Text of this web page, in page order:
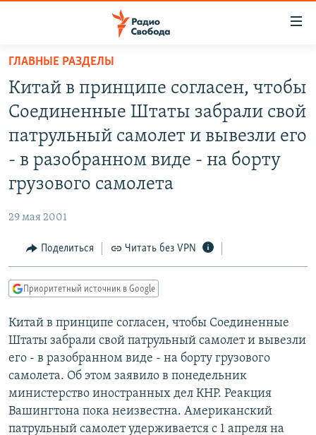
упрощенного
доступа
Вернуться
основному
содержанию
Вернутся
главной
Вернутся
поиску
АВТОРСКИЕ ПРОЕКТЫ
ЦИТАТЫ СВОБОДЫ
МНЕНИЯ
КАВКАЗ.РЕАЛИИ
СЕВЕР.РЕАЛИИ
РАСПИСАНИЕ ВЕЩАНИЯ
ПОДПИШИТЕСЬ НА РАССЫЛКУ
СОЦИАЛЬНЫЕ СЕТИ
ГЛАВНЫЕ РАЗДЕЛЫ
Китай в принципе согласен, чтобы
Соединенные Штаты забрали свой
патрульный самолет и вывезли его
- в разобранном виде - на борту
грузового самолета
29 мая 2001
Поделиться Читать без VPN
Приоритетный источник в Google
Китай в принципе согласен, чтобы Соединенные
Штаты забрали свой патрульный самолет и вывезли
его - в разобранном виде - на борту грузового
самолета. Об этом заявило в понедельник
министерство иностранных дел КНР. Реакция
Вашингтона пока неизвестна. Американский
патрульный самолет удерживается с 1 апреля на